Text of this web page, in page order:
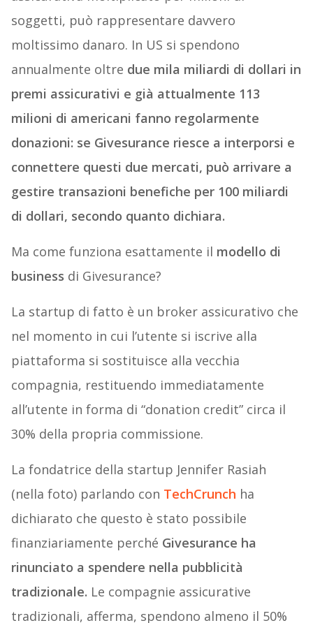
premio, percentuale che nella ricca industria
assicurativa moltiplicato per milioni di
soggetti, può rappresentare davvero
moltissimo danaro. In US si spendono
annualmente oltredue mila miliardi di dollari in
premi assicurativi e già attualmente 113
milioni di americani fanno regolarmente
donazioni: se Givesurance riesce a interporsi e
connettere questi due mercati, può arrivare a
gestire transazioni benefiche per 100 miliardi
di dollari, secondo quanto dichiara.
Ma come funziona esattamente il
businessdi Givesurance?
La startup di fatto è un broker assicurativo che
nel momento in cui l’utente si iscrive alla
piattaforma si sostituisce alla vecchia
compagnia, restituendo immediatamente
all’utente in forma di “donation credit” circa il
30% della propria commissione.
La fondatrice della startup Jennifer Rasiah
(nella foto) parlando conTechCrunchha
dichiarato che questo è stato possibile
finanziariamente perchéGivesurance ha
rinunciato a spendere nella pubblicità